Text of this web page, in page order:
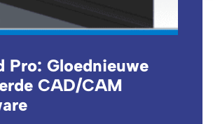
Pro: Gloednieuwe
CAD/CAM